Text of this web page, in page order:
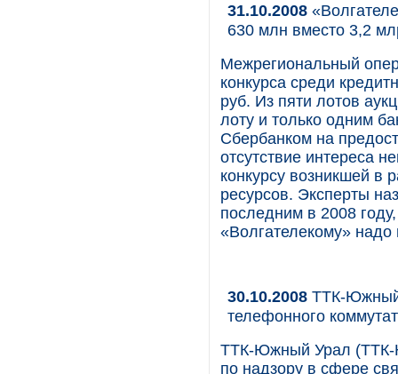
31.10.2008
630 млн вместо 3,2
Межрегиональный
конкурса среди
руб. Из пяти лотов
лоту и только одним
Сбербанком на
отсутствие интереса
конкурсу возникшей в
ресурсов. Эксперты
последним в 2008
«Волгателекому»
30.10.2008 ТТК-Южный
телефонного
ТТК-Южный Урал (ТТК-
по надзору в сфере